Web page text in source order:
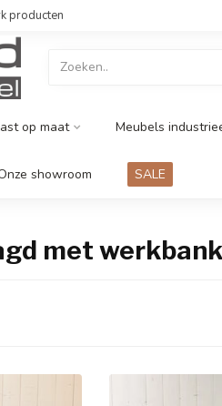
producten
op maat Meubels
showroom SALE
met werkbank